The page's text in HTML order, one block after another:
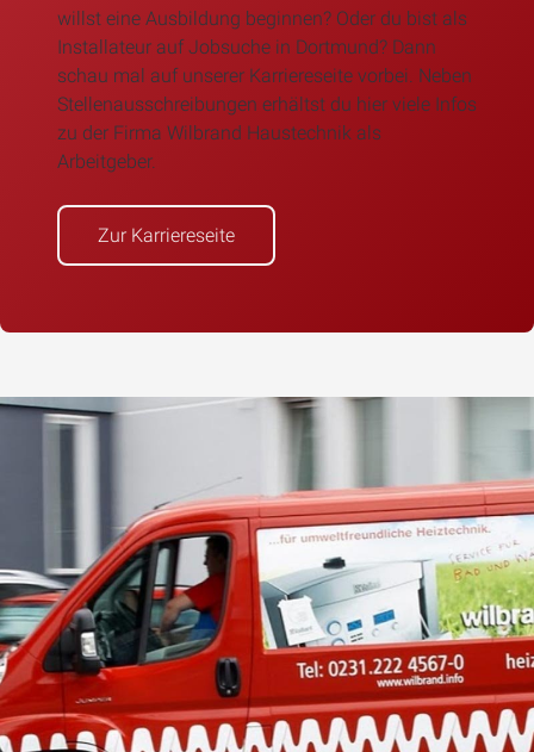
willst eine Ausbildung beginnen? Oder du bist als
Installateur auf Jobsuche in Dortmund? Dann
schau mal auf unserer Karriereseite vorbei. Neben
Stellenausschreibungen erhältst du hier viele Infos
zu der Firma Wilbrand Haustechnik als
Arbeitgeber.
Zur Karriereseite